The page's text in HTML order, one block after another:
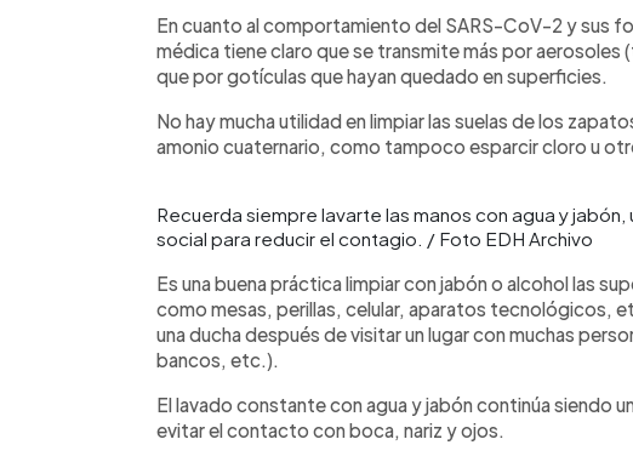
En cuanto al comportamiento del SARS-CoV-2 y sus
médica tiene claro que se transmite más por aerosoles
que por gotículas que hayan quedado en superficies.
No hay mucha utilidad en limpiar las suelas de los
amonio cuaternario, como tampoco esparcir cloro u
Recuerda siempre lavarte las manos con agua y
social para reducir el contagio. / Foto EDH Archivo
Es una buena práctica limpiar con jabón o alcohol las
como mesas, perillas, celular, aparatos tecnológicos,
una ducha después de visitar un lugar con muchas
bancos, etc.).
El lavado constante con agua y jabón continúa siendo
evitar el contacto con boca, nariz y ojos.